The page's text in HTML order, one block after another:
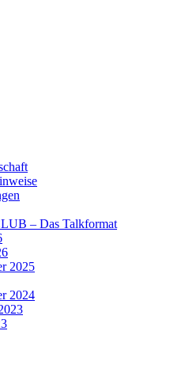
– Das Talkformat
2025
2024